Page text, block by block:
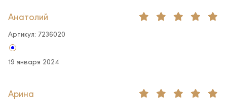
Анатолий
Артикул: 7236020
19 января 2024
Арина